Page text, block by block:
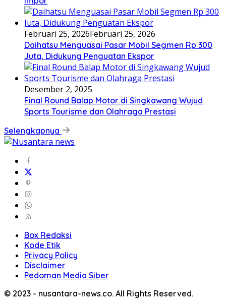
Februari 25, 2026Februari 25, 2026
Daihatsu Menguasai Pasar Mobil Segmen Rp 300
Juta, Didukung Penguatan Ekspor
Desember 2, 2025
Final Round Balap Motor di Singkawang Wujud
Sports Tourisme dan Olahraga Prestasi
Selengkapnya
Box Redaksi
Kode Etik
Privacy Policy
Disclaimer
Pedoman Media Siber
© 2023 - nusantara-news.co. All Rights Reserved.